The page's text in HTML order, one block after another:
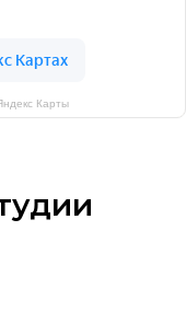
Карты